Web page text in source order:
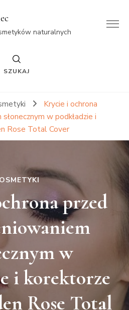
naturalnych
SZUKAJ
Krycie i ochrona
w podkładzie i
Rose Total Cover
przed
w
i korektorze
Rose Total